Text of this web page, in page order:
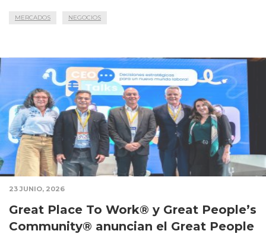
MERCADOS NEGOCIOS
23 JUNIO, 2026
Great Place To Work® y Great People’s
Community® anuncian el Great People